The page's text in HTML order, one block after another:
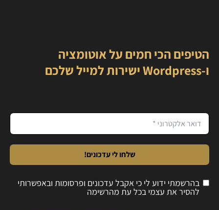
הטיפים הכי חמים על אוטומציה
ו-Wordpress ישירות למייל שלכם
שלחו לי עדכונים!
בהרשמתי ידוע לי כי אקבל עדכונים ופרסומות ובאפשרותי
להסיר את עצמי בכל עת מהרשימה